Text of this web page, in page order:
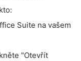
Suite na vašem
"Otevřít